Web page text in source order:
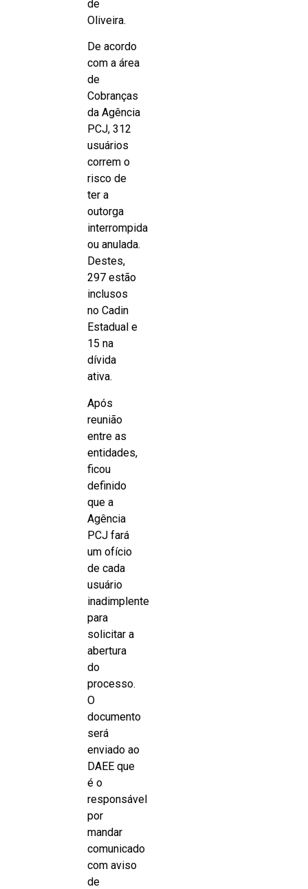
de
Oliveira.
De acordo
com a área
de
Cobranças
da Agência
PCJ, 312
usuários
correm o
risco de
ter a
outorga
interrompida
ou anulada.
Destes,
297 estão
inclusos
no Cadin
Estadual e
15 na
dívida
ativa.
Após
reunião
entre as
entidades,
ficou
definido
que a
Agência
PCJ fará
um ofício
de cada
usuário
inadimplente
para
solicitar a
abertura
do
processo.
O
documento
será
enviado ao
DAEE que
é o
responsável
por
mandar
comunicado
com aviso
de